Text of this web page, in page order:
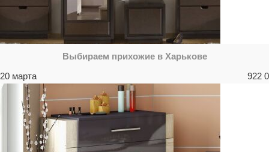
Выбираем прихожие в Харькове
20 марта
922 0